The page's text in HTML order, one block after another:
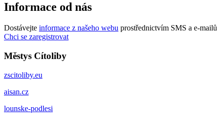
Informace od nás
Dostávejte informace z našeho webu prostřednictvím SMS a e-mailů
Chci se zaregistrovat
Městys Cítoliby
zscitoliby.eu
aisan.cz
lounske-podlesi